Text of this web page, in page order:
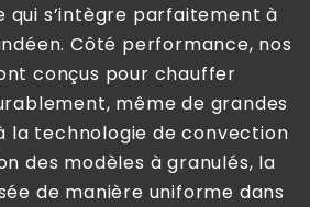
qui s’intègre parfaitement à
Côté performance, nos
conçus pour chauffer
même de grandes
la technologie de convection
des modèles à granulés, la
de manière uniforme dans